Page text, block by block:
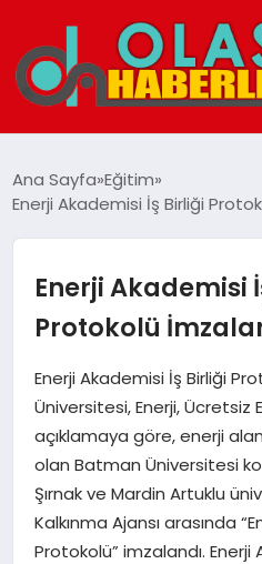
SPOR
DÜNYA
SAĞLIK
TEKNOLOJI
YAŞAM
Ana Sayfa Eğitim
Enerji Akademisi İş Birliği
Enerji Akademisi
Protokolü
Enerji Akademisi İş Birliği
Üniversitesi, Enerji, Ücretsiz
açıklamaya göre, enerji
olan Batman Üniversitesi
Şırnak ve Mardin Artuklu
Kalkınma Ajansı arasında
Protokolü” imzalandı. Enerji